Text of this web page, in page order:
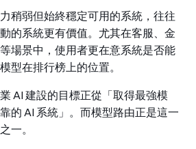
稍弱但始終穩定可用的系統，往往
的系統更有價值。尤其在客服、金
場景中，使用者更在意系統是否能
型在排行榜上的位置。
AI 建設的目標正從「取得最強模
的 AI 系統」。而模型路由正是這一
一。